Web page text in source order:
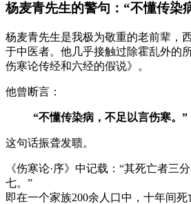
杨麦青先生的警句：“不懂传染
杨麦青先生是我极为敬重的老前辈，
于中医者。他几乎接触过除霍乱外的
伤寒论传经和六经的假说》。
他曾断言：
“不懂传染病，不足以言伤寒。”
这句话振聋发聩。
《伤寒论·序》中记载：“其死亡者三
七。”
即在一个家族200余人口中，十年间